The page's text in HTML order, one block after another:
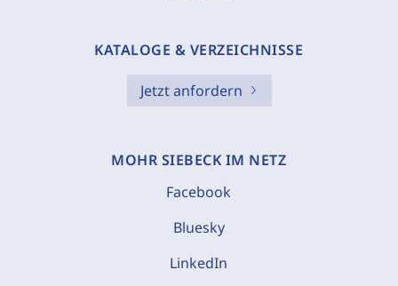
KATALOGE & VERZEICHNISSE
Jetzt anfordern
MOHR SIEBECK IM NETZ
Facebook
Bluesky
LinkedIn